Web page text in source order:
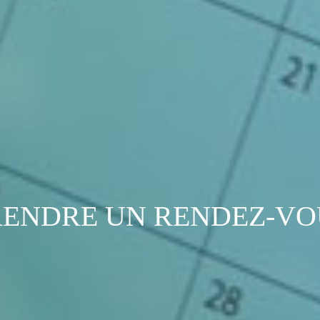
UN RENDEZ-